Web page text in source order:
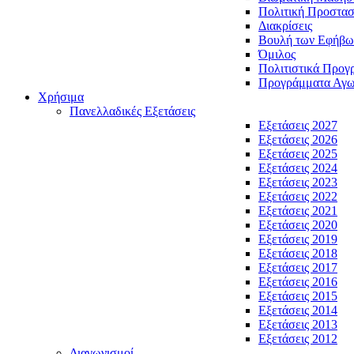
Πολιτική
Διακρίσεις
Βουλή των
Όμιλος
Πολιτιστικά
Προγράμματα
Χρήσιμα
Πανελλαδικές Εξετάσεις
Εξετάσεις 2027
Εξετάσεις 2026
Εξετάσεις 2025
Εξετάσεις 2024
Εξετάσεις 2023
Εξετάσεις 2022
Εξετάσεις 2021
Εξετάσεις 2020
Εξετάσεις 2019
Εξετάσεις 2018
Εξετάσεις 2017
Εξετάσεις 2016
Εξετάσεις 2015
Εξετάσεις 2014
Εξετάσεις 2013
Εξετάσεις 2012